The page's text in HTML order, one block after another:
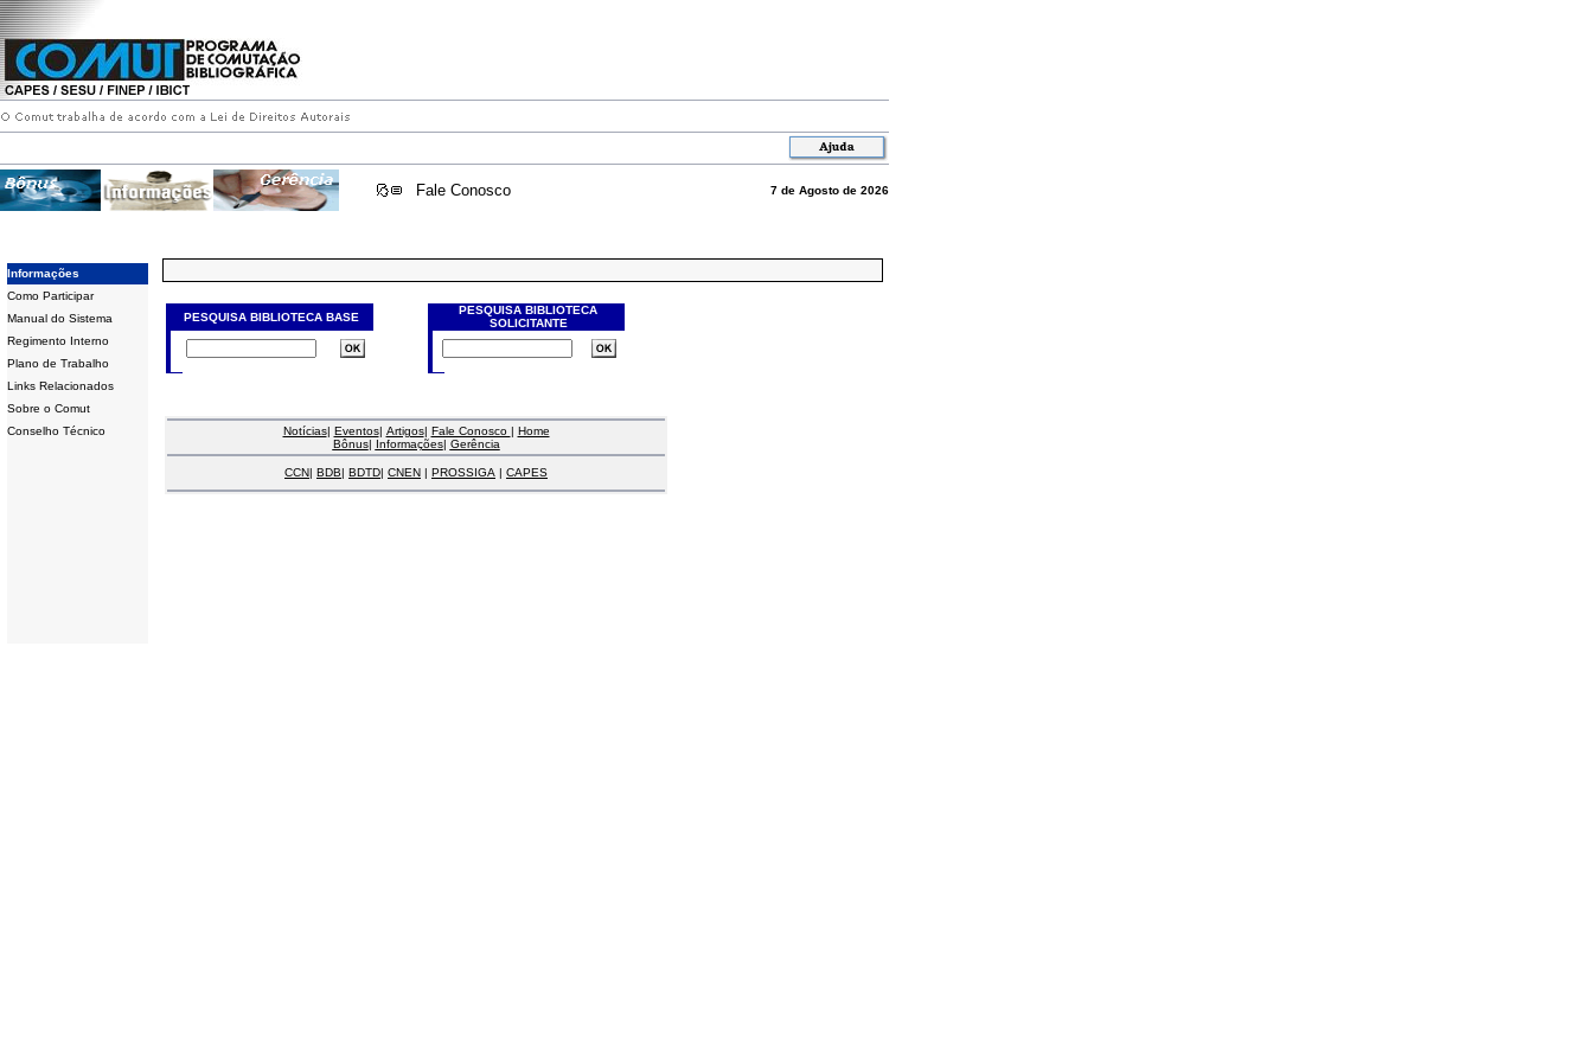
Fale Conosco 7 de Agosto de 2026
Informações
Como Participar
Manual do Sistema
Regimento Interno
Plano de Trabalho
Links Relacionados
Sobre o Comut
Conselho Técnico
PESQUISA BIBLIOTECA BASE
PESQUISA BIBLIOTECA
SOLICITANTE
Notícias| Eventos| Artigos| Fale Conosco | Home
Bônus| Informações| Gerência
CCN| BDB| BDTD| CNEN | PROSSIGA | CAPES